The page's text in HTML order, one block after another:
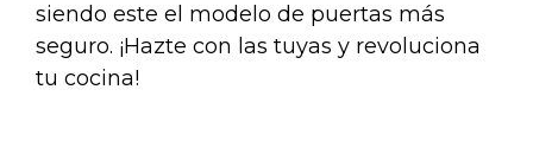
siendo este el modelo de puertas más
seguro. ¡Hazte con las tuyas y revoluciona
tu cocina!